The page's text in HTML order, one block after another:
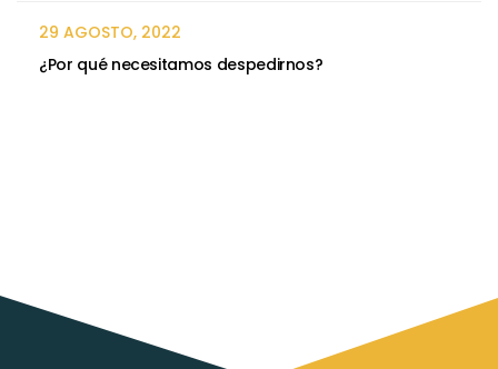
29 AGOSTO, 2022
¿Por qué necesitamos despedirnos?